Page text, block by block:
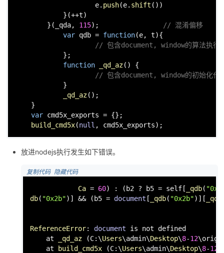
e. push(e. shift ())
}(++t)
}(_qda, 115);
// 混淆偏移
var qdb = function(e, t){
// 包含document, window的算法执行
};
function
_qd_az( ) {
// 包含document, window的初始化代
}
_qd_az();
}
var cmd5x_exports = {};
build_cmd5x(null , cmd5x_exports);
放进nodejs执行发生如下错误。
复制代码 隐藏代码
Ca = 60) : (b2 ? b5 = self[ _qdb(
db( "0x2b")] && (b5 = document [ _qdb( "0x2b")][ _qdb
ReferenceError: document is not defined
at
_qd_az (C:\Users\admin\Desktop\8-12
at
build_cmd5x (C:\Users\admin\Desktop\8-12